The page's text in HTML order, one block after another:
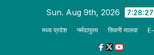
Sun. Aug 9th, 2026 7:28:28
मध्य प्रदेश नर्मदापुरम सिवनी मालवा